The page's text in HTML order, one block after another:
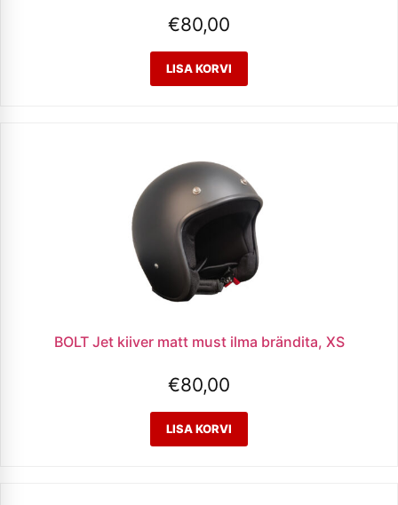
€80,00
BOLT Jet kiiver matt must ilma brändita, XS
€80,00